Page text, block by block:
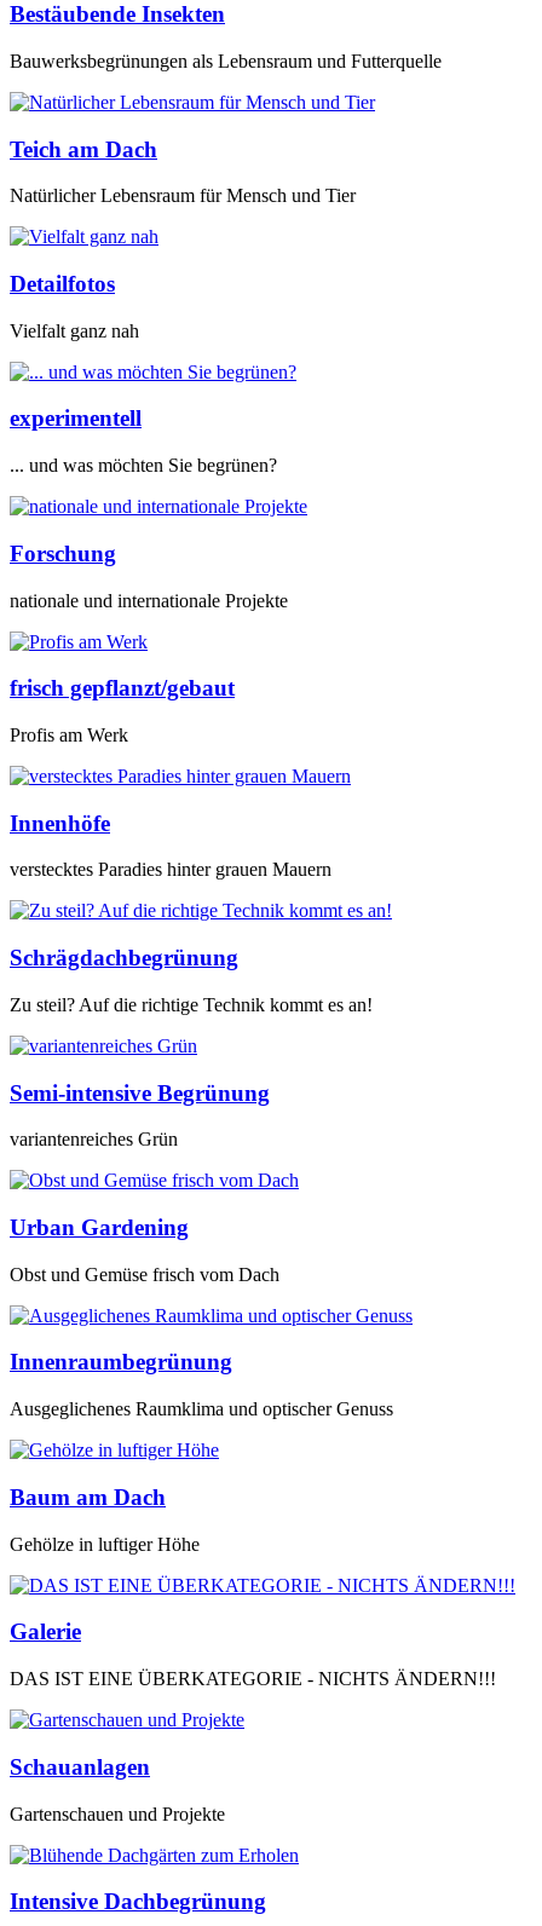
Bestäubende Insekten
Bauwerksbegrünungen als Lebensraum und Futterquelle
Teich am Dach
Natürlicher Lebensraum für Mensch und Tier
Detailfotos
Vielfalt ganz nah
experimentell
... und was möchten Sie begrünen?
Forschung
nationale und internationale Projekte
frisch gepflanzt/gebaut
Profis am Werk
Innenhöfe
verstecktes Paradies hinter grauen Mauern
Schrägdachbegrünung
Zu steil? Auf die richtige Technik kommt es an!
Semi-intensive Begrünung
variantenreiches Grün
Urban Gardening
Obst und Gemüse frisch vom Dach
Innenraumbegrünung
Ausgeglichenes Raumklima und optischer Genuss
Baum am Dach
Gehölze in luftiger Höhe
Galerie
DAS IST EINE ÜBERKATEGORIE - NICHTS ÄNDERN!!!
Schauanlagen
Gartenschauen und Projekte
Intensive Dachbegrünung